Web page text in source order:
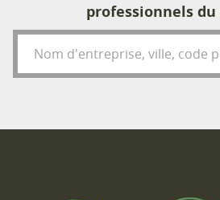
professionnels